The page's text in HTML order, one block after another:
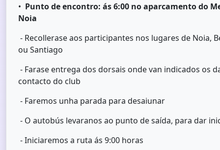
• Punto de encontro: ás 6:00 no aparcamento do
Noia
- Recollerase aos participantes nos lugares de Noia,
ou Santiago
- Farase entrega dos dorsais onde van indicados os
contacto do club
- Faremos unha parada para desaiunar
- O autobús levaranos ao punto de saída, para dar
- Iniciaremos a ruta ás 9:00 horas